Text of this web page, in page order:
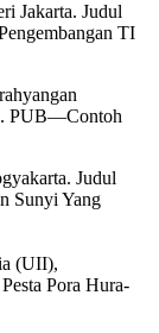
Jakarta. Judul
TI
PUB—Contoh
Judul
Sunyi Yang
(UII),
Pora Hura-